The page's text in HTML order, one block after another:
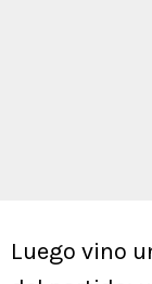
Luego vino